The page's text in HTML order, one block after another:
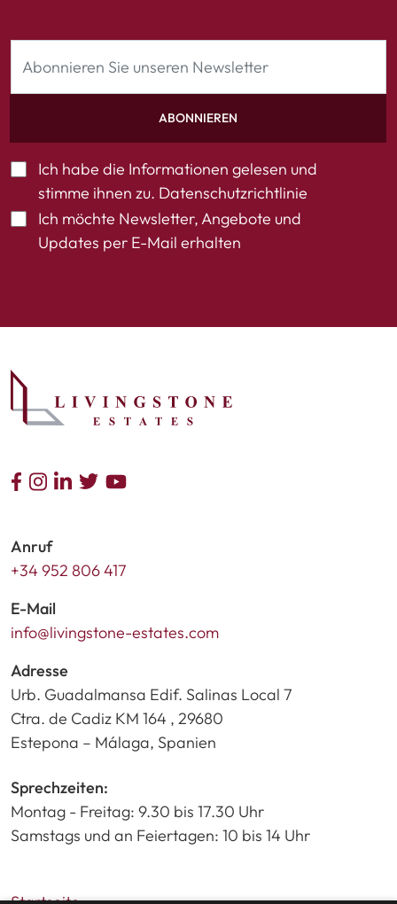
ABONNIEREN
Ich habe die Informationen gelesen und
stimme ihnen zu. Datenschutzrichtlinie
Ich möchte Newsletter, Angebote und
Updates per E-Mail erhalten
Anruf
+34 952 806 417
E-Mail
info@livingstone-estates.com
Adresse
Urb. Guadalmansa Edif. Salinas Local 7
Ctra. de Cadiz KM 164 , 29680
Estepona – Málaga, Spanien
Sprechzeiten:
Montag - Freitag: 9.30 bis 17.30 Uhr
Samstags und an Feiertagen: 10 bis 14 Uhr